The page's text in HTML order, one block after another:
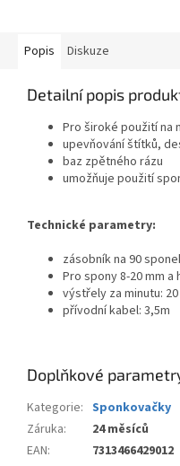
Popis Diskuze
Detailní popis
Pro široké použití na
upevňování štítků,
baz zpětného rázu
umožňuje použití
Technické parametry:
zásobník na 90
Pro spony 8-20 mm a
výstřely za minutu: 20
přívodní kabel: 3,5m
Doplňkové
Kategorie: Sponkovačky
Záruka:
24 měsíců
EAN: 7313466429012